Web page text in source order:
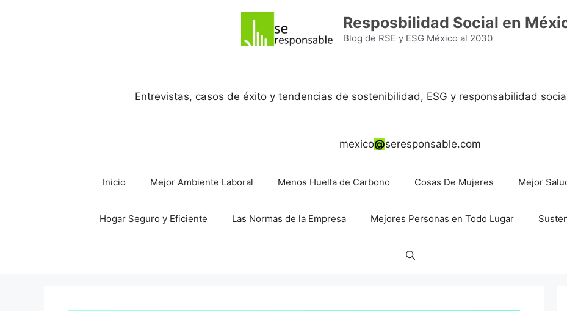
Resposbilidad Social en
Blog de RSE y ESG México al 2030
Entrevistas, casos de éxito y tendencias de sostenibilidad, ESG y responsabilidad
mexico@seresponsable.com
Inicio Mejor Ambiente Laboral Menos Huella de Carbono Cosas De Mujeres Mejor
Hogar Seguro y Eficiente Las Normas de la Empresa Mejores Personas en Todo Lugar